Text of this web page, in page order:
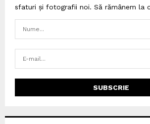
sfaturi și fotografii noi. Să rămânem la